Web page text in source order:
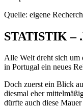
Quelle: eigene
STATISTIK –
Alle Welt dreht sich um
in Portugal ein neues
Doch zuerst ein Blick
diesmal eher
dürfte auch diese